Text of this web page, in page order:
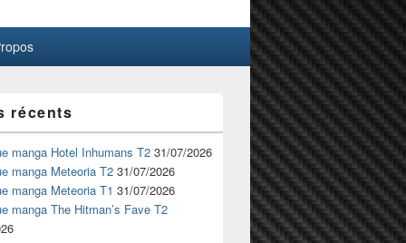
récents
manga Hotel Inhumans T2 31/07/2026
manga Meteoria T2 31/07/2026
manga Meteoria T1 31/07/2026
manga The Hitman’s Fave T2